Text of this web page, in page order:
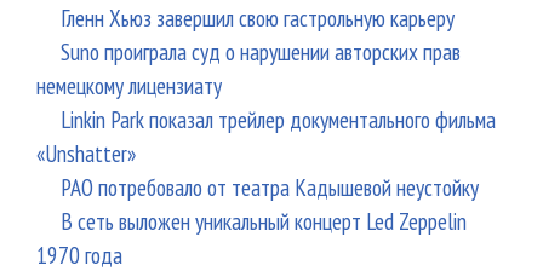
Гленн Хьюз завершил свою гастрольную карьеру
Suno проиграла суд о нарушении авторских прав
немецкому лицензиату
Linkin Park показал трейлер документального фильма
«Unshatter»
РАО потребовало от театра Кадышевой неустойку
В сеть выложен уникальный концерт Led Zeppelin
1970 года